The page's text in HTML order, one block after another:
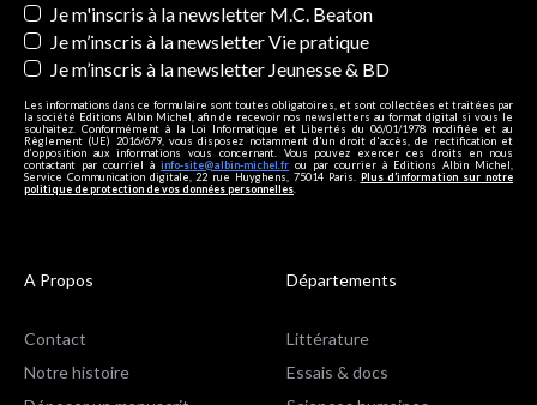
Je m'inscris à la newsletter M.C. Beaton
Je m’inscris à la newsletter Vie pratique
Je m’inscris à la newsletter Jeunesse & BD
Les informations dans ce formulaire sont toutes obligatoires, et sont collectées et traitées par
la société Editions Albin Michel, afin de recevoir nos newsletters au format digital si vous le
souhaitez. Conformément à la Loi Informatique et Libertés du 06/01/1978 modifiée et au
Règlement (UE) 2016/679, vous disposez notamment d'un droit d'accès, de rectification et
d’opposition aux informations vous concernant. Vous pouvez exercer ces droits en nous
contactant par courriel à info-site@albin-michel.fr ou par courrier à Editions Albin Michel,
Service Communication digitale, 22 rue Huyghens, 75014 Paris. Plus d’information sur notre
politique de protection de vos données personnelles
A Propos
Contact
Notre histoire
Départements
Littérature
Essais & docs